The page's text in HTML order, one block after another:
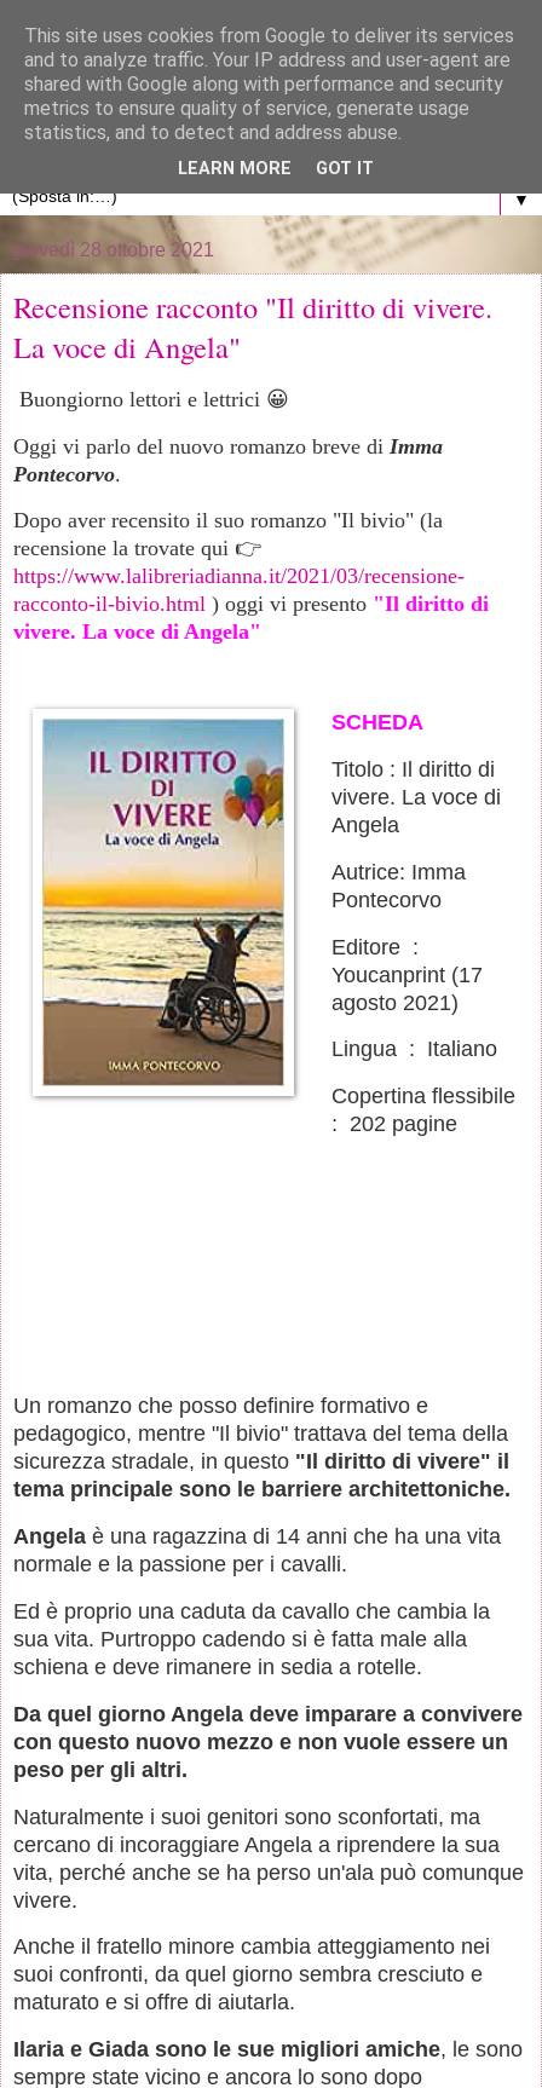
La libreria di Anna
Blog personale dedicato al mondo dei libri
▼
giovedì 28 ottobre 2021
Recensione racconto "Il diritto di vivere.
La voce di Angela"
Buongiorno lettori e lettrici 😀
Oggi vi parlo del nuovo romanzo breve di Imma
Pontecorvo.
Dopo aver recensito il suo romanzo "Il bivio" (la
recensione la trovate qui 👉
https://www.lalibreriadianna.it/2021/03/recensione-
racconto-il-bivio.html ) oggi vi presento "Il diritto di
vivere. La voce di Angela"
SCHEDA
Titolo : Il diritto di
vivere. La voce di
Angela
Autrice: Imma
Pontecorvo
Editore ‏ : ‎
Youcanprint (17
agosto 2021)
Lingua ‏ : ‎ Italiano
Copertina flessibile ‏
: ‎ 202 pagine
Un romanzo che posso definire formativo e
pedagogico, mentre "Il bivio" trattava del tema della
sicurezza stradale, in questo "Il diritto di vivere" il
tema principale sono le barriere architettoniche.
Angela è una ragazzina di 14 anni che ha una vita
normale e la passione per i cavalli.
Ed è proprio una caduta da cavallo che cambia la
sua vita. Purtroppo cadendo si è fatta male alla
schiena e deve rimanere in sedia a rotelle.
Da quel giorno Angela deve imparare a convivere
con questo nuovo mezzo e non vuole essere un
peso per gli altri.
Naturalmente i suoi genitori sono sconfortati, ma
cercano di incoraggiare Angela a riprendere la sua
vita, perché anche se ha perso un'ala può comunque
vivere.
Anche il fratello minore cambia atteggiamento nei
suoi confronti, da quel giorno sembra cresciuto e
maturato e si offre di aiutarla.
Ilaria e Giada sono le sue migliori amiche, le sono
sempre state vicino e ancora lo sono dopo
This site uses cookies from Google to deliver its services
and to analyze traffic. Your IP address and user-agent are
shared with Google along with performance and security
metrics to ensure quality of service, generate usage
statistics, and to detect and address abuse.
LEARN MORE GOT IT